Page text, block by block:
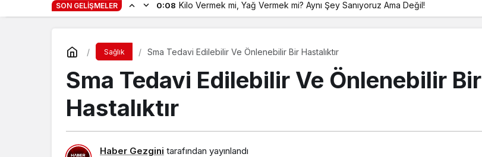
SON GELIŞMELER 0:08 Kilo Vermek mi, Yağ Vermek mi? Aynı Şey Sanıyoruz Ama Değil!
Sağlık Sma Tedavi Edilebilir Ve Önlenebilir Bir Hastalıktır
Sma Tedavi Edilebilir Ve Önlenebilir Bir
Hastalıktır
Haber Gezgini tarafından yayınlandı